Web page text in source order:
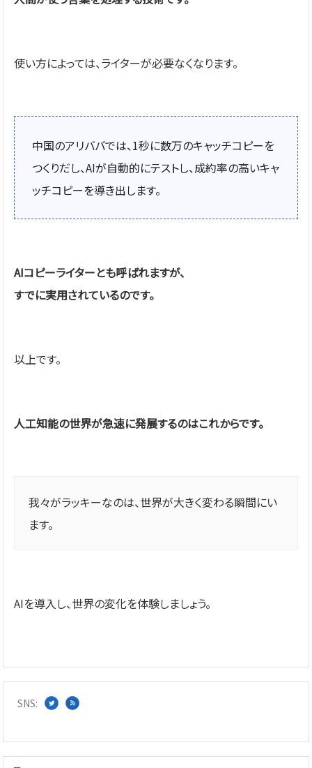
使い方によっては、ライターが必要なくなります。
中国のアリババでは、1秒に数万のキャッチコピーを
つくりだし、AIが自動的にテストし、成約率の高いキャ
ッチコピーを導き出します。
AIコピーライターとも呼ばれますが、
すでに実用されているのです。
以上です。
人工知能の世界が急速に発展するのはこれからです。
我々がラッキーなのは、世界が大きく変わる瞬間にい
ます。
AIを導入し、世界の変化を体験しましょう。
SNS: